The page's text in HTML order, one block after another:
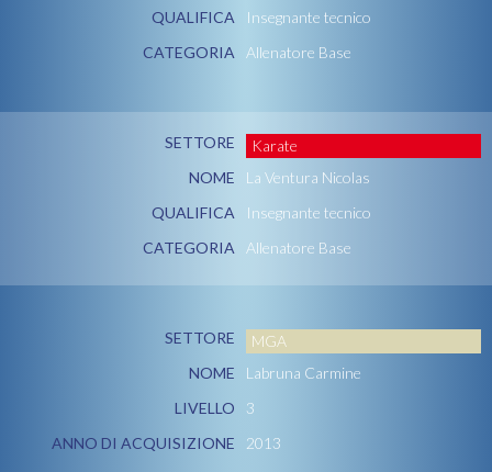
QUALIFICA
Insegnante tecnico
CATEGORIA
Allenatore Base
SETTORE
Karate
NOME
La Ventura Nicolas
QUALIFICA
Insegnante tecnico
CATEGORIA
Allenatore Base
SETTORE
MGA
NOME
Labruna Carmine
LIVELLO
3
ANNO DI ACQUISIZIONE
2013